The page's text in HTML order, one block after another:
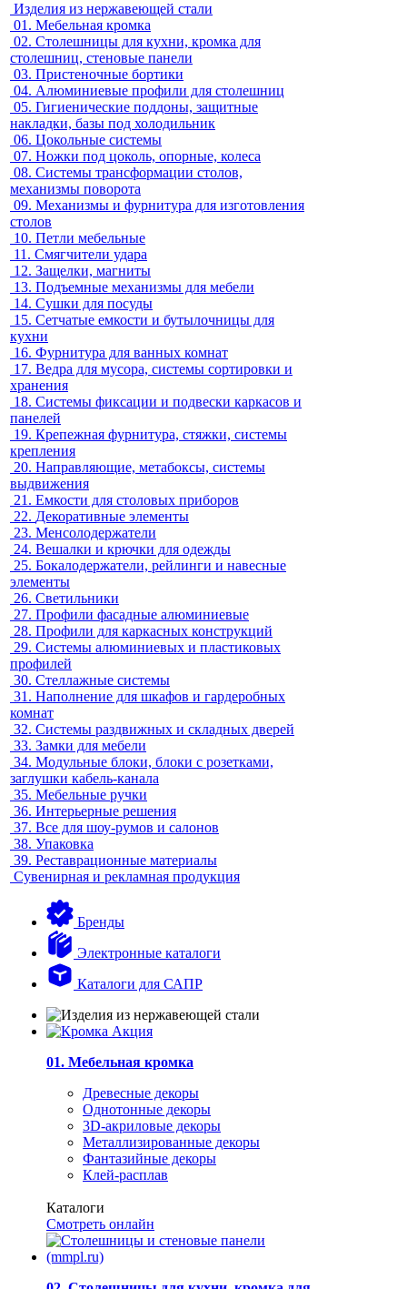
Изделия из нержавеющей стали
01. Мебельная кромка
02. Столешницы для кухни, кромка для
столешниц, стеновые панели
03. Пристеночные бортики
04. Алюминиевые профили для столешниц
05. Гигиенические поддоны, защитные
накладки, базы под холодильник
06. Цокольные системы
07. Ножки под цоколь, опорные, колеса
08. Системы трансформации столов,
механизмы поворота
09. Механизмы и фурнитура для изготовления
столов
10. Петли мебельные
11. Смягчители удара
12. Защелки, магниты
13. Подъемные механизмы для мебели
14. Сушки для посуды
15. Сетчатые емкости и бутылочницы для
кухни
16. Фурнитура для ванных комнат
17. Ведра для мусора, системы сортировки и
хранения
18. Системы фиксации и подвески каркасов и
панелей
19. Крепежная фурнитура, стяжки, системы
крепления
20. Направляющие, метабоксы, системы
выдвижения
21. Емкости для столовых приборов
22. Декоративные элементы
23. Менсолодержатели
24. Вешалки и крючки для одежды
25. Бокалодержатели, рейлинги и навесные
элементы
26. Светильники
27. Профили фасадные алюминиевые
28. Профили для каркасных конструкций
29. Системы алюминиевых и пластиковых
профилей
30. Стеллажные системы
31. Наполнение для шкафов и гардеробных
комнат
32. Системы раздвижных и складных дверей
33. Замки для мебели
34. Модульные блоки, блоки с розетками,
заглушки кабель-канала
35. Мебельные ручки
36. Интерьерные решения
37. Все для шоу-румов и салонов
38. Упаковка
39. Реставрационные материалы
Сувенирная и рекламная продукция
Бренды
Электронные каталоги
Каталоги для САПР
01. Мебельная кромка
Древесные декоры
Однотонные декоры
3D-акриловые декоры
Металлизированные декоры
Фантазийные декоры
Клей-расплав
Каталоги
Смотреть онлайн